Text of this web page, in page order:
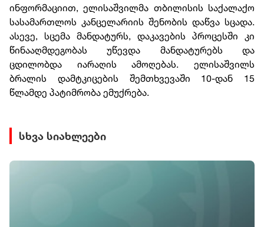
ინფორმაციით, ელისაშვილმა თბილისის საქალაქო
სასამართლოს კანცელარიის შენობის დაწვა სცადა.
ასევე, სცემა მანდატურს, დაკავების პროცესში კი
წინააღმდეგობას უწევდა მანდატურებს და
ცდილობდა იარაღის ამოღებას. ელისაშვილს
ბრალის დამტკიცების შემთხვევაში 10-დან 15
წლამდე პატიმრობა ემუქრება.
სხვა სიახლეები